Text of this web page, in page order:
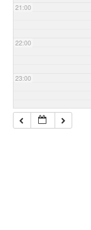
21:00
22:00
23:00